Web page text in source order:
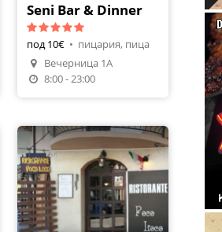
Поръчай Храна
Seni Bar & Dinner
под 10€ • пицария, пица
Вечерница 1А
8:00 - 23:00